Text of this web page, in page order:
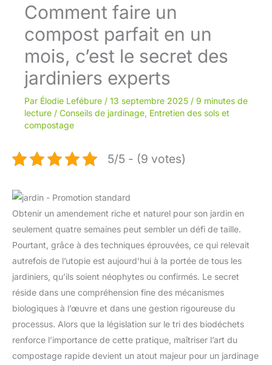
Comment faire un
compost parfait en un
mois, c’est le secret des
jardiniers experts
Par Élodie Lefébure / 13 septembre 2025 / 9 minutes de
lecture / Conseils de jardinage, Entretien des sols et
compostage
5/5 - (9 votes)
Obtenir un amendement riche et naturel pour son jardin en
seulement quatre semaines peut sembler un défi de taille.
Pourtant, grâce à des techniques éprouvées, ce qui relevait
autrefois de l’utopie est aujourd’hui à la portée de tous les
jardiniers, qu’ils soient néophytes ou confirmés. Le secret
réside dans une compréhension fine des mécanismes
biologiques à l’œuvre et dans une gestion rigoureuse du
processus. Alors que la législation sur le tri des biodéchets
renforce l’importance de cette pratique, maîtriser l’art du
compostage rapide devient un atout majeur pour un jardinage